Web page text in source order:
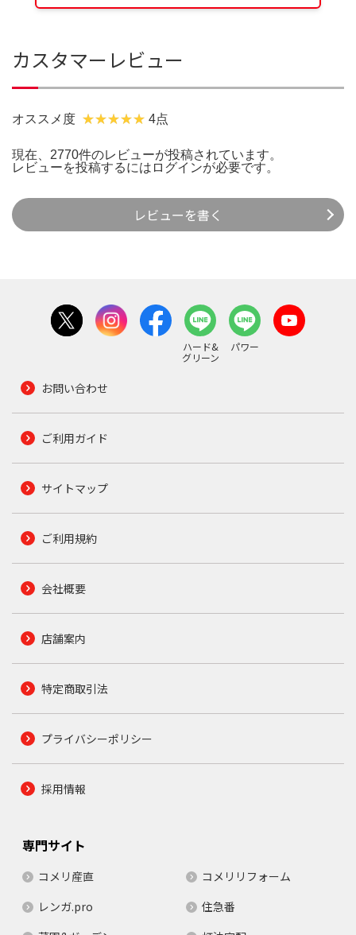
カスタマーレビュー
オススメ度 4点
現在、2770件のレビューが投稿されています。
レビューを投稿するには ログインが必要です。
レビューを書く
ハード&
グリーン
パワー
お問い合わせ
ご利用ガイド
サイトマップ
ご利用規約
会社概要
店舗案内
特定商取引法
プライバシーポリシー
採用情報
専門サイト
コメリ産直
コメリリフォーム
レンガ.pro
住急番